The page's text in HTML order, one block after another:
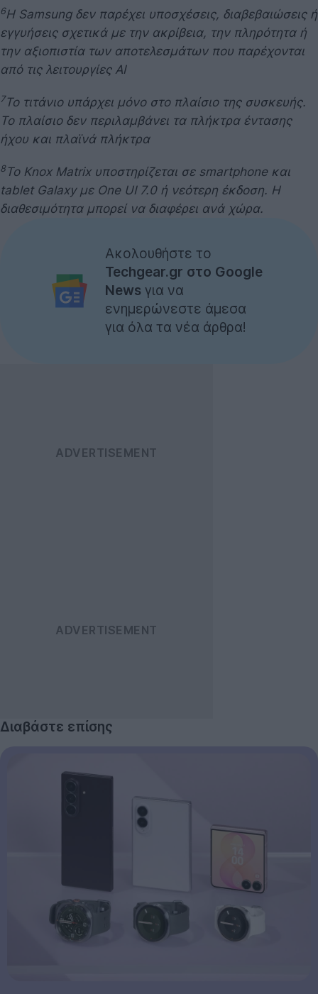
6Η Samsung δεν παρέχει υποσχέσεις, διαβεβαιώσεις ή
εγγυήσεις σχετικά με την ακρίβεια, την πληρότητα ή
την αξιοπιστία των αποτελεσμάτων που παρέχονται
από τις λειτουργίες AI
7Το τιτάνιο υπάρχει μόνο στο πλαίσιο της συσκευής.
Το πλαίσιο δεν περιλαμβάνει τα πλήκτρα έντασης
ήχου και πλαϊνά πλήκτρα
8Το Knox Matrix υποστηρίζεται σε smartphone και
tablet Galaxy με One UI 7.0 ή νεότερη έκδοση. Η
διαθεσιμότητα μπορεί να διαφέρει ανά χώρα.
Ακολουθήστε το
Techgear.gr στο Google
News για να
ενημερώνεστε άμεσα
για όλα τα νέα άρθρα!
Διαβάστε επίσης